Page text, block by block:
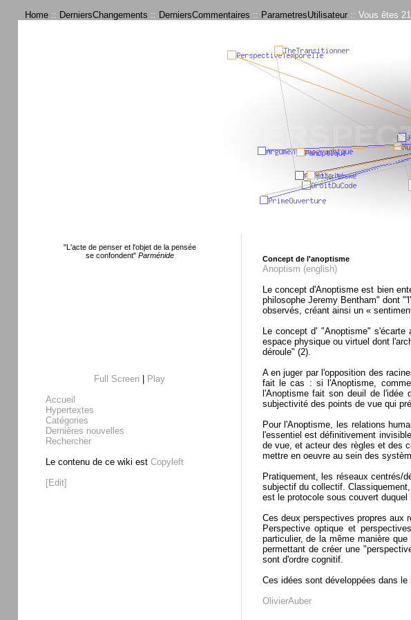
Home :: DerniersChangements :: DerniersCommentaires :: ParametresUtilisateur :: Vous êtes
"L'acte de penser et l'objet de la pensée
se confondent"Parménide
Full Screen
Play
Accueil
Hypertextes
Catégories
Dernières nouvelles
Rechercher
Le contenu de ce wiki est Copyleft
[Edit]
Concept de l'anoptisme
Anoptism (english)
Le concept d'Anoptisme est bien
philosophe Jeremy Bentham" dont
observés, créant ainsi un «
Le concept d' "Anoptisme"
espace physique ou virtuel dont
déroule" (2).
A en juger par l'opposition des
fait le cas : si l'Anoptisme,
l'Anoptisme fait son deuil de
subjectivité des points de vue qui
Pour l'Anoptisme, les relations
l'essentiel est définitivement
de vue, et acteur des règles et des
mettre en oeuvre au sein des
Pratiquement, les réseaux centrés/
subjectif du collectif.
est le protocole sous couvert
Ces deux perspectives propres aux
Perspective optique et
particulier, de la même manière
permettant de créer une
sont d'ordre cognitif.
Ces idées sont développées dans le
OlivierAuber